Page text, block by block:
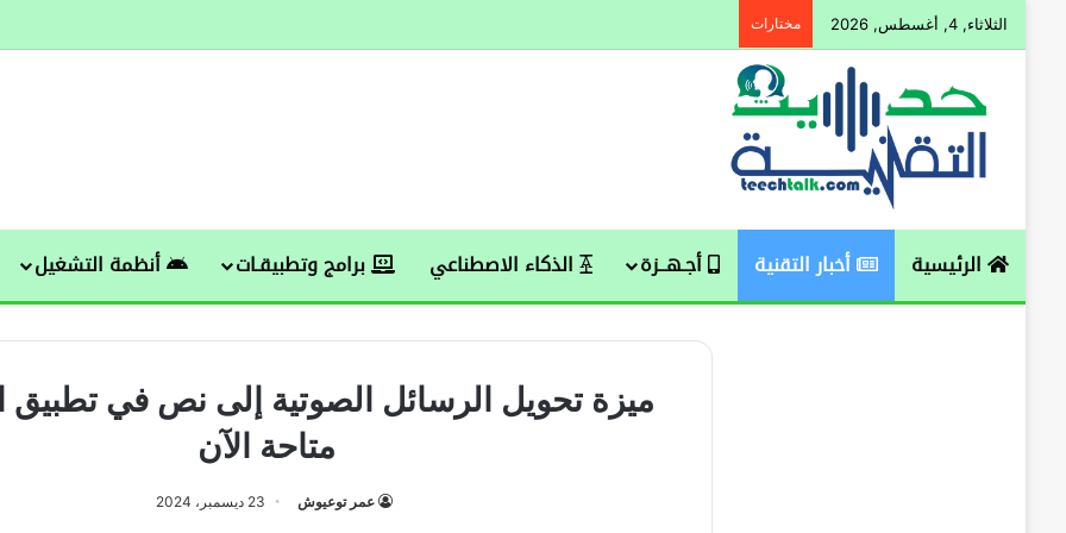
الثلاثاء, 4, أغسطس, 2026 مختارات
الرئيسية أخبار التقنية أجـهــزة الذكاء الاصطناعي برامج وتطبيقـات أنظمة التشغيل
ميزة تحويل الرسائل الصوتية إلى نص في تطبيق
متاحة الآن
عمر توعيوش 23 ديسمبر، 2024